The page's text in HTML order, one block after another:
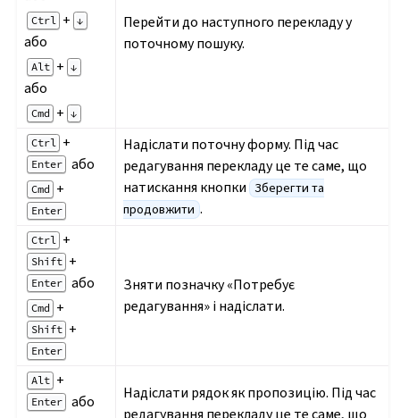
Ctrl + ↓
або
Alt + ↓
або
Cmd + ↓
Перейти до наступного перекладу у
поточному пошуку.
Ctrl +
Enter або
Cmd +
Enter
Надіслати поточну форму. Під час
редагування перекладу це те саме, що
натискання кнопки Зберегти та
продовжити .
Ctrl +
Shift +
Enter або
Cmd +
Shift +
Enter
Зняти позначку «Потребує
редагування» і надіслати.
Alt +
Enter
або
Надіслати рядок як пропозицію. Під час